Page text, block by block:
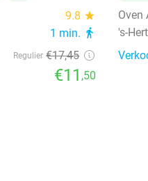
9.8 star
1 min. directions_walk
Regulier €17,45
€11,50
Oven
's-